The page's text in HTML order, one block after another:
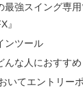
最強スイング専
』
ンツール
んな人におすすめ
いてエントリー